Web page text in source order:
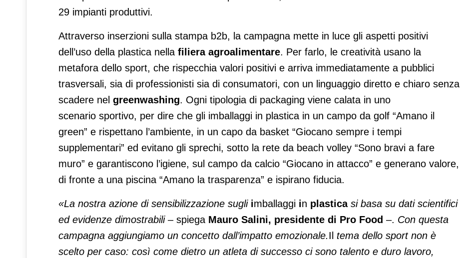
29 impianti produttivi.
Attraverso inserzioni sulla stampa b2b, la campagna mette in luce gli aspetti positivi
dell’uso della plastica nella filiera agroalimentare. Per farlo, le creatività usano la
metafora dello sport, che rispecchia valori positivi e arriva immediatamente a pubblici
trasversali, sia di professionisti sia di consumatori, con un linguaggio diretto e chiaro senza
scadere nel greenwashing. Ogni tipologia di packaging viene calata in uno
scenario sportivo, per dire che gli imballaggi in plastica in un campo da golf “Amano il
green” e rispettano l’ambiente, in un capo da basket “Giocano sempre i tempi
supplementari” ed evitano gli sprechi, sotto la rete da beach volley “Sono bravi a fare
muro” e garantiscono l’igiene, sul campo da calcio “Giocano in attacco” e generano valore,
di fronte a una piscina “Amano la trasparenza” e ispirano fiducia.
«La nostra azione di sensibilizzazione sugli imballaggi in plasticasi basa su dati scientifici
ed evidenze dimostrabili – spiega Mauro Salini, presidente di Pro Food –. Con questa
campagna aggiungiamo un concetto dall’impatto emozionale.Il tema dello sportnon è
scelto percaso: così come dietro un atleta di successo ci sono talento e duro lavoro,